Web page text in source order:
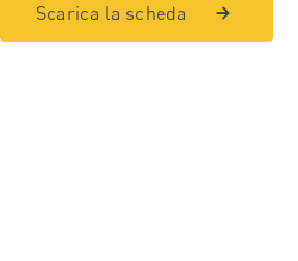
Scarica la scheda